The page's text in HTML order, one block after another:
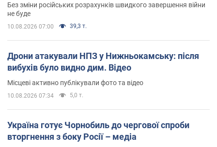
Без зміни російських розрахунків швидкого завершення війни
не буде
10.08.2026 07:00 39,3 т.
Дрони атакували НПЗ у Нижньокамську: після
вибухів було видно дим. Відео
Місцеві активно публікували фото та відео
10.08.2026 07:34 5,0 т.
Україна готує Чорнобиль до чергової спроби
вторгнення з боку Росії – медіа